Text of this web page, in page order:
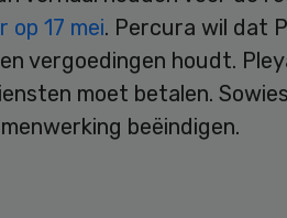
op 17 mei. Percura wil dat
vergoedingen houdt.
moet betalen.
beëindigen.